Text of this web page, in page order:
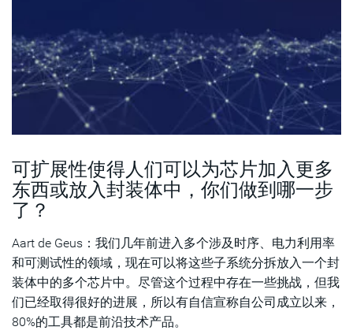
可扩展性使得人们可以为芯片加入更多
东西或放入封装体中，你们做到哪一步
了？
Aart de Geus：我们几年前进入多个涉及时序、电力利用率
和可测试性的领域，现在可以将这些子系统分拆放入一个封
装体中的多个芯片中。尽管这个过程中存在一些挑战，但我
们已经取得很好的进展，所以有自信宣称自公司成立以来，
80%的工具都是前沿技术产品。